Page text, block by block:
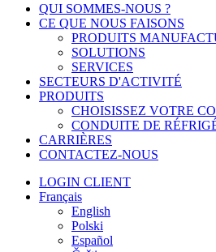
FermerQUI SOMMES-NOUS ?
CE QUE NOUS FAISONS
PRODUITS
SOLUTIONS
SERVICES
SECTEURS D'ACTIVITÉ
PRODUITS
CHOISISSEZ VOTRE
CONDUITE DE
CARRIÈRES
CONTACTEZ-NOUS
LOGIN CLIENT
Français
English
Polski
Español